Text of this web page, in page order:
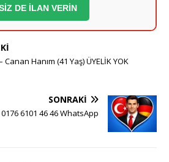
Hayırlı bir yuva kurmak
içmeyen adaylar önceliğimdir.
Ciddi ve inançlı bir eş adayı
Samimi ve dürüst beyler
DE İLAN VERİN
Canan Hanım (41 Yaş) ÜYELİK YOK
SONRAKI
6101 46 46 WhatsApp